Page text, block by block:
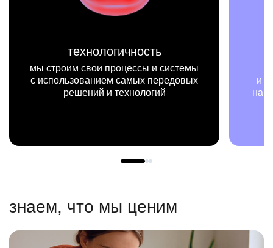
технологичность
мы строим свои процессы и системы
с использованием самых передовых
решений и технологий
и
знаем, что мы ценим